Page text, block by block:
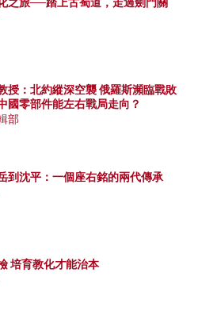
授：北約縱深空襲 俄羅斯瀕臨戰敗
國零部件能左右戰局走向？
部
到沈平：一個座右銘的兩代傳承
培育教化才能治本